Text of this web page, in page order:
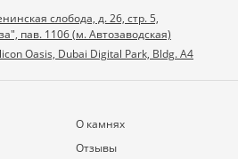
слобода, д. 26, стр. 5,
пав. 1106 (м. Автозаводская)
Oasis, Dubai Digital Park, Bldg. A4
О камнях
Отзывы